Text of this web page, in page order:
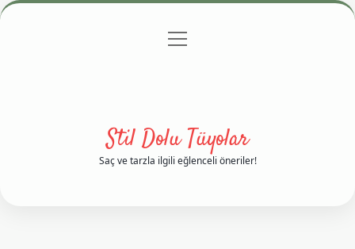
Gizlilik Politikası
menüyü
Stil Dolu Tüyolar
Saç ve tarzla ilgili eğlenceli öneriler!